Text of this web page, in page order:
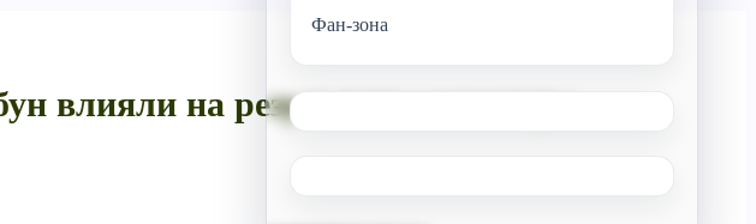
влияли на результаты команды
Фан-зона